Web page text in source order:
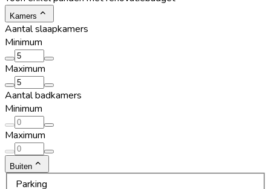
Kamers
Aantal slaapkamers
Minimum
Maximum
Aantal badkamers
Minimum
Maximum
Buiten
Parking